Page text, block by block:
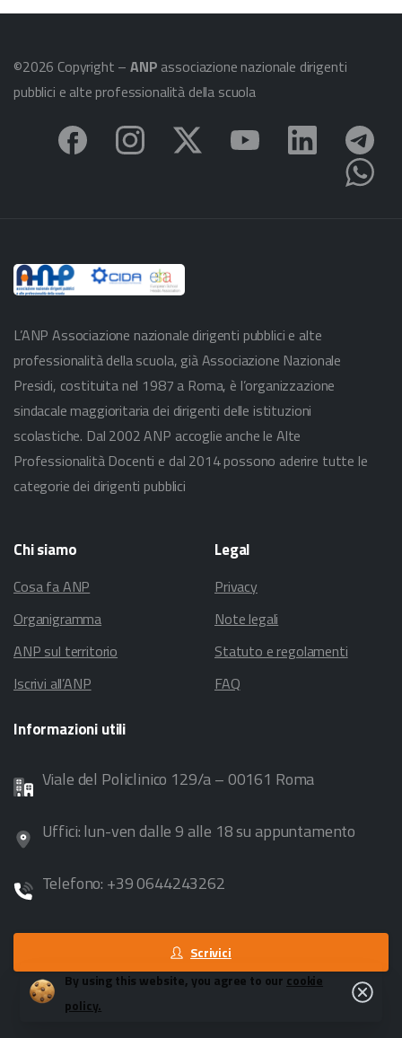
©2026 Copyright –ANP associazione nazionale dirigenti
pubblici e alte professionalità della scuola
L’ANP Associazione nazionale dirigenti pubblici e alte
professionalità della scuola, già Associazione Nazionale
Presidi, costituita nel 1987 a Roma, è l’organizzazione
sindacale maggioritaria dei dirigenti delle istituzioni
scolastiche. Dal 2002 ANP accoglie anche le Alte
Professionalità Docenti e dal 2014 possono aderire tutte le
categorie dei dirigenti pubblici
Chisiamo
Cosa fa ANP
Organigramma
ANP sul territorio
Iscrivi all’ANP
Legal
Privacy
Note legali
Statuto e regolamenti
FAQ
Informazioniutili
Viale del Policlinico 129/a – 00161 Roma
Uffici: lun-ven dalle 9 alle 18 su appuntamento
Telefono: +39 0644243262
Scrivici
By using this website, you agree to our cookie
policy.
Close